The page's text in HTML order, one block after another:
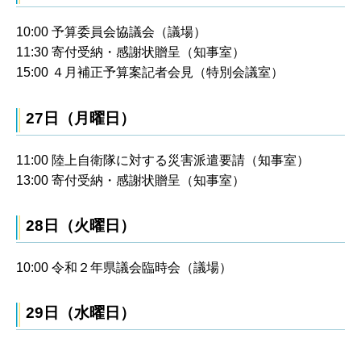
10:00 予算委員会協議会（議場）
11:30 寄付受納・感謝状贈呈（知事室）
15:00 ４月補正予算案記者会見（特別会議室）
27日（月曜日）
11:00 陸上自衛隊に対する災害派遣要請（知事室）
13:00 寄付受納・感謝状贈呈（知事室）
28日（火曜日）
10:00 令和２年県議会臨時会（議場）
29日（水曜日）